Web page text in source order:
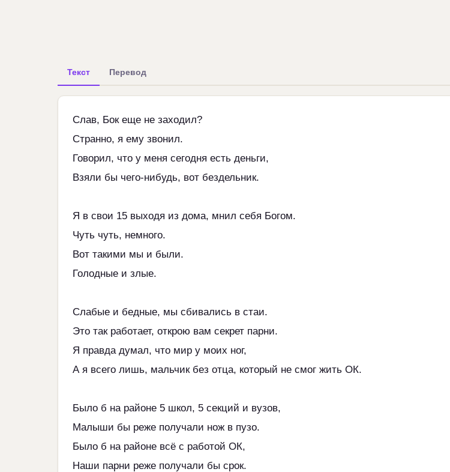
Текст Перевод
Слав, Бок еще не заходил?
Странно, я ему звонил.
Говорил, что у меня сегодня есть деньги,
Взяли бы чего-нибудь, вот бездельник.
Я в свои 15 выходя из дома, мнил себя Богом.
Чуть чуть, немного.
Вот такими мы и были.
Голодные и злые.
Слабые и бедные, мы сбивались в стаи.
Это так работает, открою вам секрет парни.
Я правда думал, что мир у моих ног,
А я всего лишь, мальчик без отца, который не смог жить ОК.
Было б на районе 5 школ, 5 секций и вузов,
Малыши бы реже получали нож в пузо.
Было б на районе всё с работой ОК,
Наши парни реже получали бы срок.